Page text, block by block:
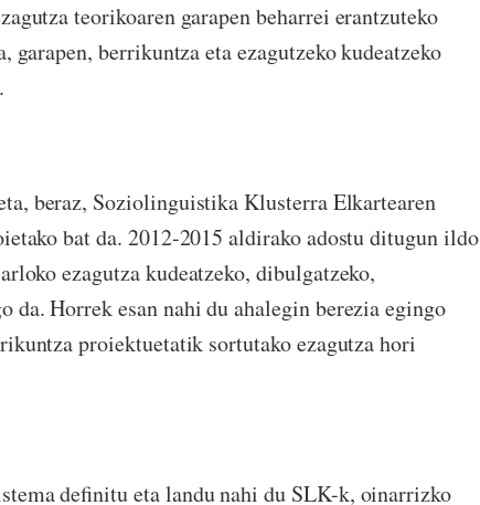
teorikoaren garapen beharrei erantzuteko
berrikuntza eta ezagutzeko kudeatzeko
beraz, Soziolinguistika Klusterra Elkartearen
bat da. 2012-2015 aldirako adostu ditugun ildo
ezagutza kudeatzeko, dibulgatzeko,
da. Horrek esan nahi du ahalegin berezia egingo
proiektuetatik sortutako ezagutza hori
definitu eta landu nahi du SLK-k, oinarrizko